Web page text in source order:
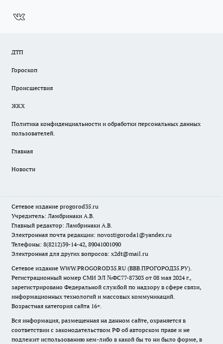
ДТП
Гороскоп
Происшествия
ЖКХ
Политика конфиденциальности и обработки персональных данных
пользователей.
Главная
Новости
Сетевое издание progorod35.ru
Учредитель: Ламбринаки А.В.
Главный редактор: Ламбринаки А.В.
Электронная почта редакции: novostigoroda1@yandex.ru
Телефоны: 8(8212)39-14-42, 89041001090
Электронная для других вопросов: x2dt@mail.ru
Сетевое издание WWW.PROGOROD35.RU (ВВВ.ПРОГОРОД35.РУ).
Регистрационный номер СМИ ЭЛ №ФС77-87303 от 08 мая 2024 г.,
зарегистрировано Федеральной службой по надзору в сфере связи,
информационных технологий и массовых коммуникаций.
Возрастная категория сайта 16+.
Вся информация, размещенная на данном сайте, охраняется в
соответствии с законодательством РФ об авторском праве и не
подлежит использованию кем-либо в какой бы то ни было форме, в